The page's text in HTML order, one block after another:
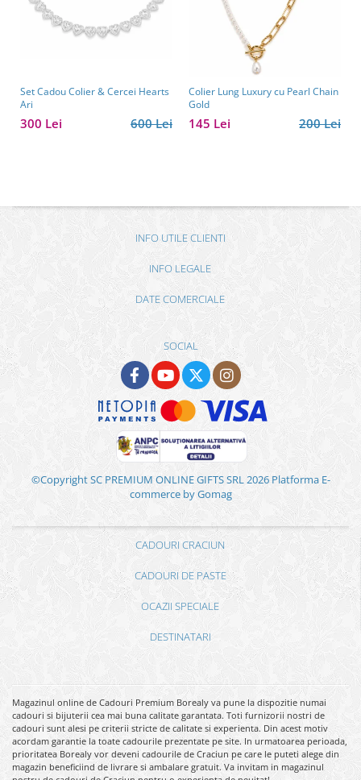
Set Cadou Colier & Cercei Hearts
Ari
600 Lei
300 Lei
Colier Lung Luxury cu Pearl Chain
Gold
200 Lei
145 Lei
INFO UTILE CLIENTI
INFO LEGALE
DATE COMERCIALE
SOCIAL
©Copyright SC PREMIUM ONLINE GIFTS SRL 2026 Platforma E-
commerce by Gomag
CADOURI CRACIUN
CADOURI DE PASTE
OCAZII SPECIALE
DESTINATARI
Magazinul online de Cadouri Premium Borealy va pune la dispozitie numai
cadouri si bijuterii cea mai buna calitate garantata. Toti furnizorii nostri de
cadouri sunt alesi pe criterii stricte de calitate si experienta. Din acest motiv
acordam garantie la toate cadourile prezentate pe site. In urmatoarea perioada,
prioritatea Borealy vor deveni cadourile de Craciun pe care le puteti alege din
magazin beneficiind de livrare si ambalare gratuit. Va invitam in magazinul